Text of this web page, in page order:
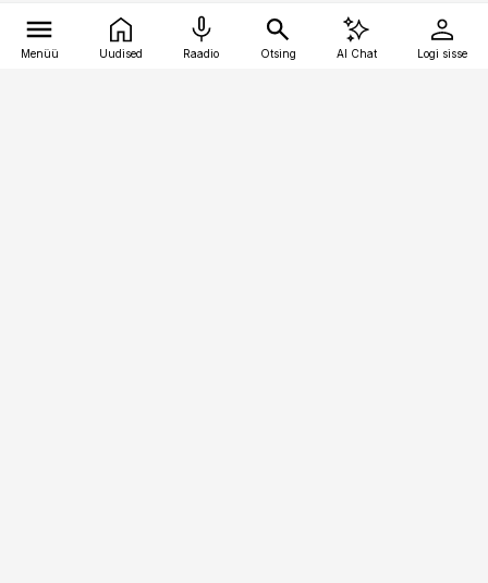
Menüü Uudised Raadio Otsing AI Chat Logi sisse